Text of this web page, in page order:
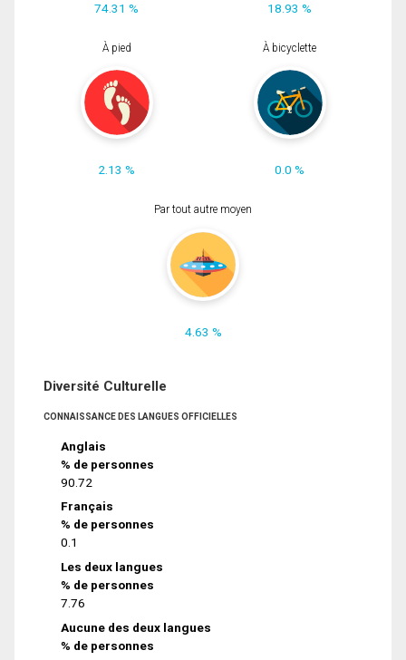
74.31 % 18.93 %
À pied
2.13 %
À bicyclette
0.0 %
Par tout autre moyen
4.63 %
Diversité Culturelle
CONNAISSANCE DES LANGUES OFFICIELLES
Anglais
% de personnes
90.72
Français
% de personnes
0.1
Les deux langues
% de personnes
7.76
Aucune des deux langues
% de personnes